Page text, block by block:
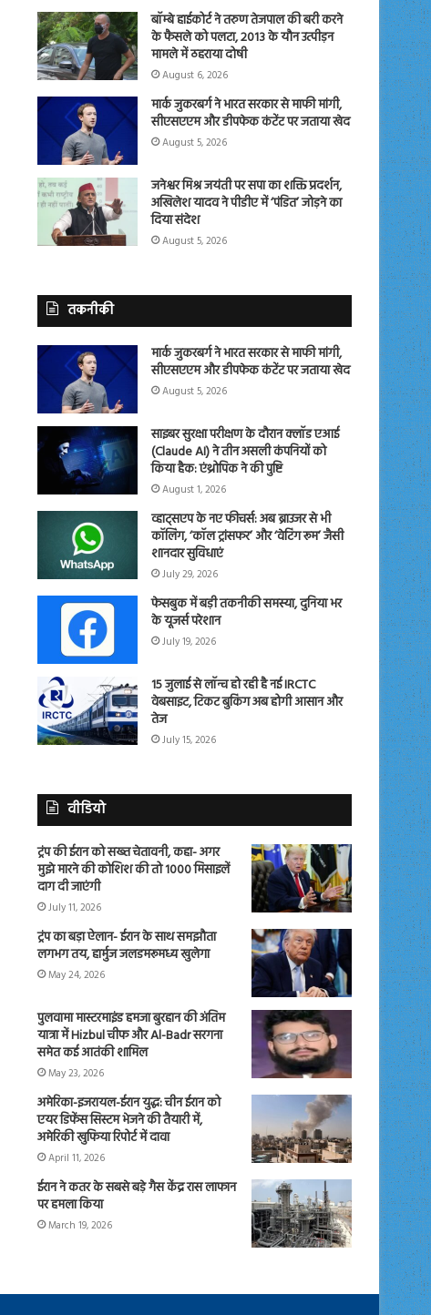
बॉम्बे हाईकोर्ट ने तरुण तेजपाल की बरी करने
के फैसले को पलटा, 2013 के यौन उत्पीड़न
मामले में ठहराया दोषी
August 6, 2026
मार्क जुकरबर्ग ने भारत सरकार से माफी मांगी,
सीएसएएम और डीपफेक कंटेंट पर जताया खेद
August 5, 2026
जनेश्वर मिश्र जयंती पर सपा का शक्ति प्रदर्शन,
अखिलेश यादव ने पीडीए में ‘पंडित’ जोड़ने का
दिया संदेश
August 5, 2026
तकनीकी
मार्क जुकरबर्ग ने भारत सरकार से माफी मांगी,
सीएसएएम और डीपफेक कंटेंट पर जताया खेद
August 5, 2026
साइबर सुरक्षा परीक्षण के दौरान क्लॉड एआई
(Claude AI) ने तीन असली कंपनियों को
किया हैक: एंथ्रोपिक ने की पुष्टि
August 1, 2026
व्हाट्सएप के नए फीचर्स: अब ब्राउजर से भी
कॉलिंग, ‘कॉल ट्रांसफर’ और ‘वेटिंग रूम’ जैसी
शानदार सुविधाएं
July 29, 2026
फेसबुक में बड़ी तकनीकी समस्या, दुनिया भर
के यूजर्स परेशान
July 19, 2026
15 जुलाई से लॉन्च हो रही है नई IRCTC
वेबसाइट, टिकट बुकिंग अब होगी आसान और
तेज
July 15, 2026
वीडियो
ट्रंप की ईरान को सख्त चेतावनी, कहा- अगर
मुझे मारने की कोशिश की तो 1000 मिसाइलें
दाग दी जाएंगी
July 11, 2026
ट्रंप का बड़ा ऐलान- ईरान के साथ समझौता
लगभग तय, हार्मुज जलडमरूमध्य खुलेगा
May 24, 2026
पुलवामा मास्टरमाइंड हमजा बुरहान की अंतिम
यात्रा में Hizbul चीफ और Al-Badr सरगना
समेत कई आतंकी शामिल
May 23, 2026
अमेरिका-इजरायल-ईरान युद्ध: चीन ईरान को
एयर डिफेंस सिस्टम भेजने की तैयारी में,
अमेरिकी खुफिया रिपोर्ट में दावा
April 11, 2026
ईरान ने कतर के सबसे बड़े गैस केंद्र रास लाफान
पर हमला किया
March 19, 2026